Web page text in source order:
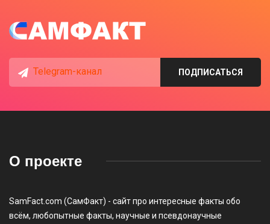
Telegram-канал ПОДПИСАТЬСЯ
О проекте
SamFact.com (СамФакт) - сайт про интересные факты обо
всём, любопытные факты, научные и псевдонаучные